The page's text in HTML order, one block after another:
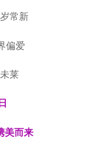
常新
偏爱
莱
美而来